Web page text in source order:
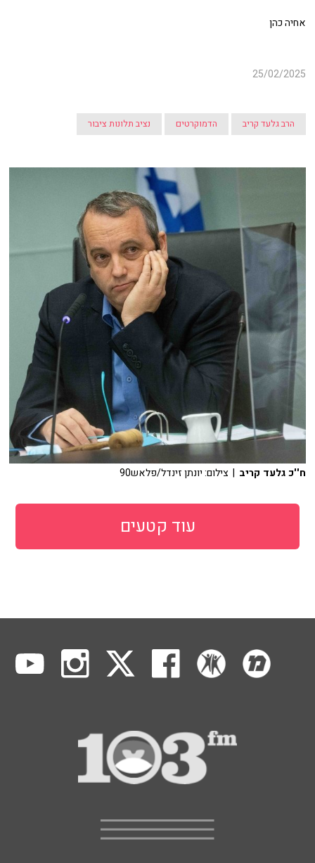
אחיה כהן
25/02/2025
הרב גלעד קריב הדמוקרטים נציב תלונות ציבור
ח''כ גלעד קריב | צילום: יונתן זינדל/פלאש90
עוד קטעים